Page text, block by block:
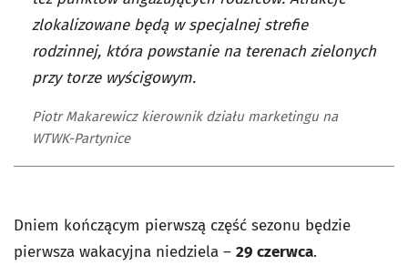
zlokalizowane będą w specjalnej strefie
rodzinnej, która powstanie na terenach zielonych
przy torze wyścigowym.
Piotr Makarewicz kierownik działu marketingu na
WTWK-Partynice
Dniem kończącym pierwszą część sezonu będzie
pierwsza wakacyjna niedziela – 29 czerwca.